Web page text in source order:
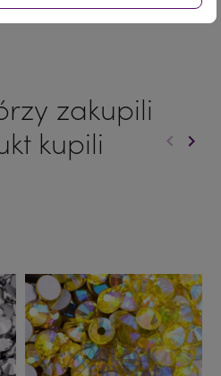
zakupili
kupili
keyboard_arrow_left keyboard_arrow_right